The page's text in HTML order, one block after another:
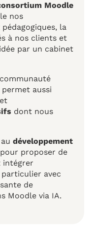
Moodle
nos
la
à nos clients et
par un cabinet
aussi
dont nous
développement
pour proposer de
intégrer
particulier avec
de
Moodle via IA.